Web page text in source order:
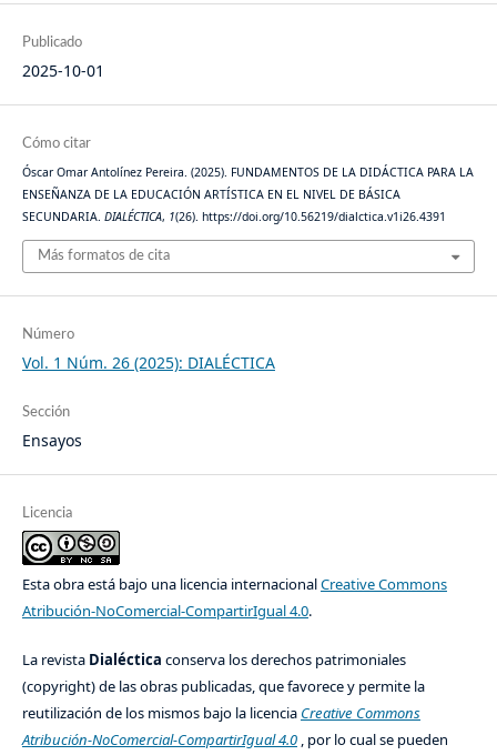
Publicado
2025-10-01
Cómo citar
Óscar Omar Antolínez Pereira. (2025). FUNDAMENTOS DE LA DIDÁCTICA PARA LA
ENSEÑANZA DE LA EDUCACIÓN ARTÍSTICA EN EL NIVEL DE BÁSICA
SECUNDARIA. DIALÉCTICA, 1(26). https://doi.org/10.56219/dialctica.v1i26.4391
Más formatos de cita
Número
Vol. 1 Núm. 26 (2025): DIALÉCTICA
Sección
Ensayos
Licencia
Esta obra está bajo una licencia internacionalCreative Commons
Atribución-NoComercial-CompartirIgual 4.0.
La revista Dialéctica conserva los derechos patrimoniales
(copyright) de las obras publicadas, que favorece y permite la
reutilización de los mismos bajo la licencia Creative Commons
Atribución-NoComercial-CompartirIgual 4.0, por lo cual se pueden